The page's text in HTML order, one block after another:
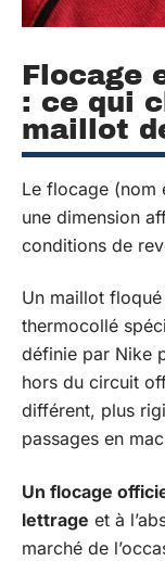
Flocage
: ce qui
maillot
Le flocage (nom
une dimension
conditions de
Un maillot
thermocollé
définie par Nike
hors du circuit
différent, plus
passages en
Un flocage
lettrage et à
marché de